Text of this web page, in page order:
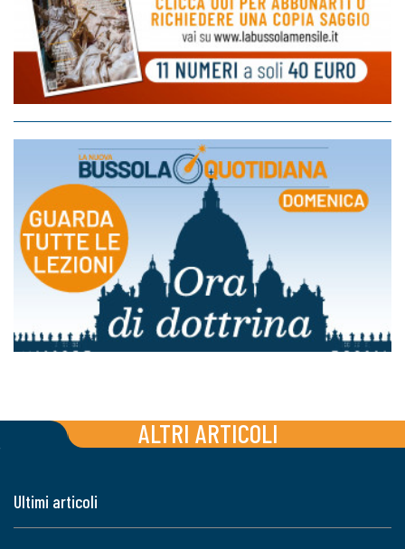
ALTRI ARTICOLI
Ultimi articoli